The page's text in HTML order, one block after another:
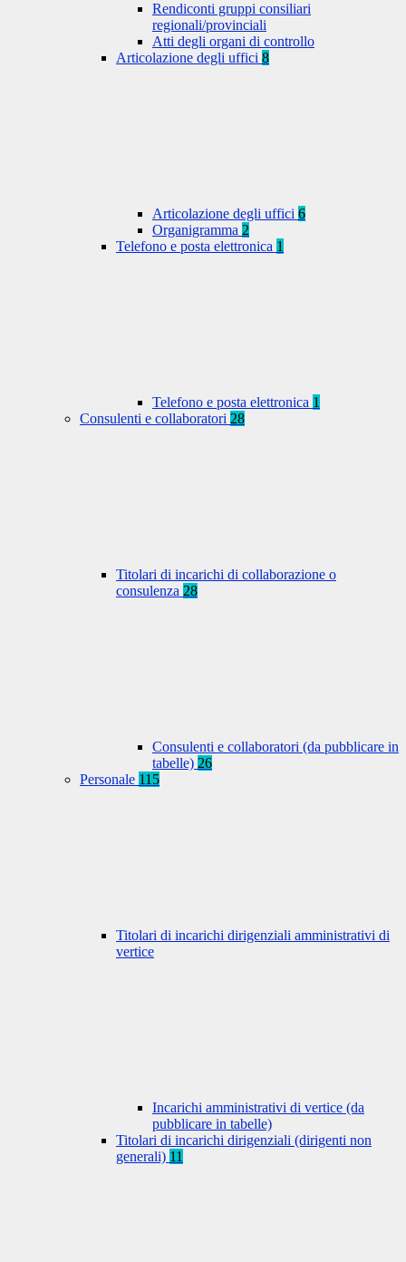
Rendiconti gruppi consiliari
regionali/provinciali
Atti degli organi di controllo
Articolazione degli uffici 8
Articolazione degli uffici 6
Organigramma 2
Telefono e posta elettronica 1
Telefono e posta elettronica 1
Consulenti e collaboratori 28
Titolari di incarichi di collaborazione o
consulenza 28
Consulenti e collaboratori (da pubblicare in
tabelle) 26
Personale 115
Titolari di incarichi dirigenziali amministrativi di
vertice
Incarichi amministrativi di vertice (da
pubblicare in tabelle)
Titolari di incarichi dirigenziali (dirigenti non
generali) 11